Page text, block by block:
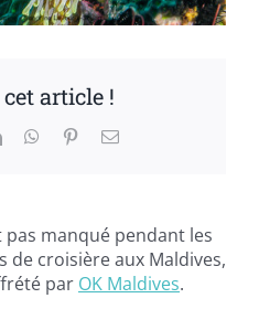
article !
LinkedInWhatsApp
PinterestEmail
manqué pendant les
de croisière aux Maldives,
par OK Maldives.